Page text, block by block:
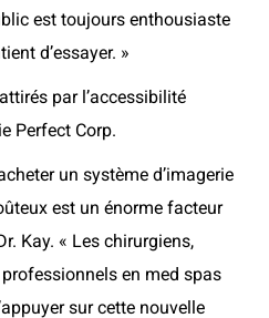
est toujours enthousiaste
d’essayer. »
par l’accessibilité
Perfect Corp.
un système d’imagerie
est un énorme facteur
Kay. « Les chirurgiens,
en med spas
sur cette nouvelle